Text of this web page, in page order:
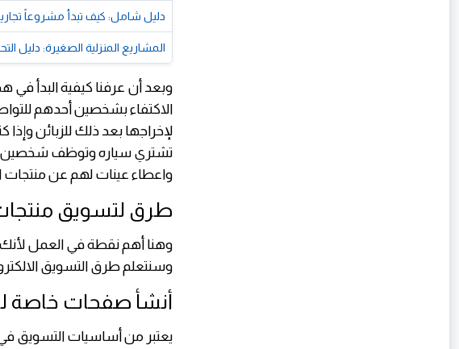
دليل شامل: كيف تبدأ مشروعاً
المشاريع المنزلية الصغيرة: دليل
وبعد أن عرفنا كيفية البدأ في
الاكتفاء بشخصين أحدهم
لإخراجها بعد ذلك للزبائن
تشتري سياره وتوظف شخصين
واعطاء عينات لهم عن منتجات
طرق لتسويق
وهنا أهم نقطة في العمل لأنك
وسنتعلم طرق التسويق
أنشأ صفحات خاصة
يعتبر من أساسيات التسويق